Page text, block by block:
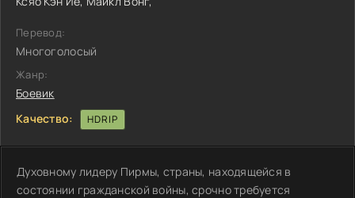
Перевод:
Многоголосый
Жанр:
Боевик
Качество:
HDRIP
Духовному лидеру Пирмы, страны, находящейся в
состоянии гражданской войны, срочно требуется